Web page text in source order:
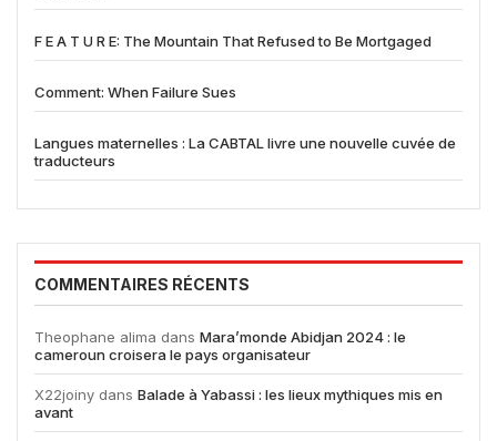
F E A T U R E: The Mountain That Refused to Be Mortgaged
Comment: When Failure Sues
Langues maternelles : La CABTAL livre une nouvelle cuvée de
traducteurs
COMMENTAIRES RÉCENTS
Theophane alima dans Mara’monde Abidjan 2024 : le
cameroun croisera le pays organisateur
X22joiny dans Balade à Yabassi : les lieux mythiques mis en
avant